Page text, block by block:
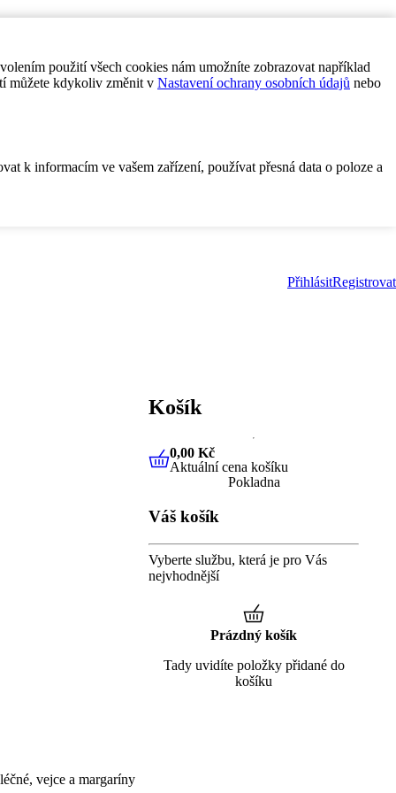
použití všech cookies nám umožníte zobrazovat například
můžete kdykoliv změnit v Nastavení ochrany osobních údajů nebo
k informacím ve vašem zařízení, používat přesná data o poloze a
PřihlásitRegistrovat
vejce a margaríny
Košík
0,00 KčAktuální cena košíku
0,00 Kč
Aktuální cena košíku
Pokladna
Váš košík
Vyberte službu, která je pro Vás
nejvhodnější
Prázdný košík
Tady uvidíte položky přidané do
košíku